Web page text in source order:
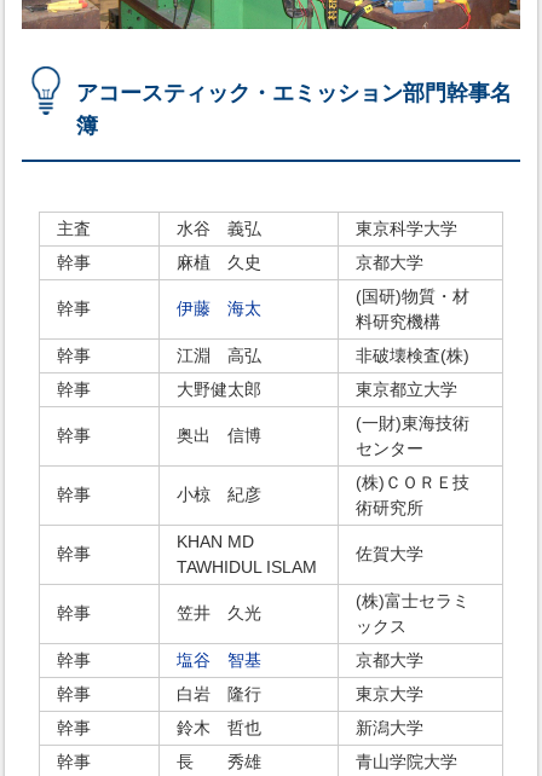
アコースティック・エミッション部門幹事名
簿
主査 水谷 義弘
東京科学大学
幹事
麻植 久史 京都大学
幹事 伊藤 海太
(国研)物質・材
料研究機構
幹事
江淵 高弘
非破壊検査(株)
幹事
大野健太郎 東京都立大学
幹事 奥出 信博
(一財)東海技術
センター
幹事 小椋 紀彦
(株)ＣＯＲＥ技
術研究所
幹事
KHAN MD
TAWHIDUL ISLAM
佐賀大学
幹事 笠井 久光
(株)富士セラミ
ックス
幹事
塩谷 智基
京都大学
幹事
白岩 隆行
東京大学
幹事
鈴木 哲也
新潟大学
幹事
長 秀雄 青山学院大学